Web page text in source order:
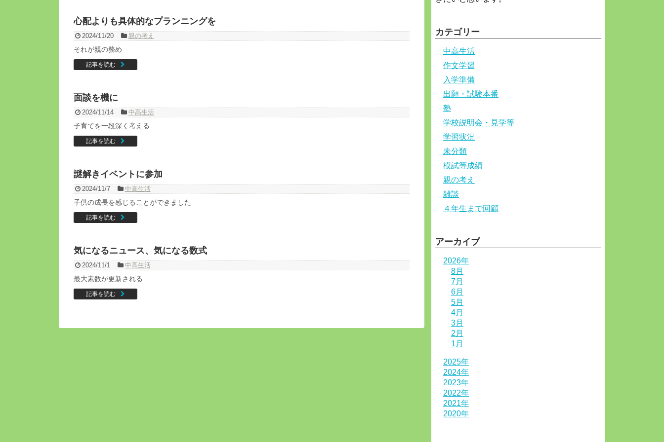
心配よりも具体的なプランニングを
2024/11/20 親の考え
それが親の務め
記事を読む
面談を機に
2024/11/14 中高生活
子育てを一段深く考える
記事を読む
謎解きイベントに参加
2024/11/7 中高生活
子供の成長を感じることができました
記事を読む
気になるニュース、気になる数式
2024/11/1 中高生活
最大素数が更新される
記事を読む
カテゴリー
中高生活
作文学習
入学準備
出願・試験本番
塾
学校説明会・見学等
学習状況
未分類
模試等成績
親の考え
雑談
４年生まで回顧
アーカイブ
2026年
8月
7月
6月
5月
4月
3月
2月
1月
2025年
2024年
2023年
2022年
2021年
2020年